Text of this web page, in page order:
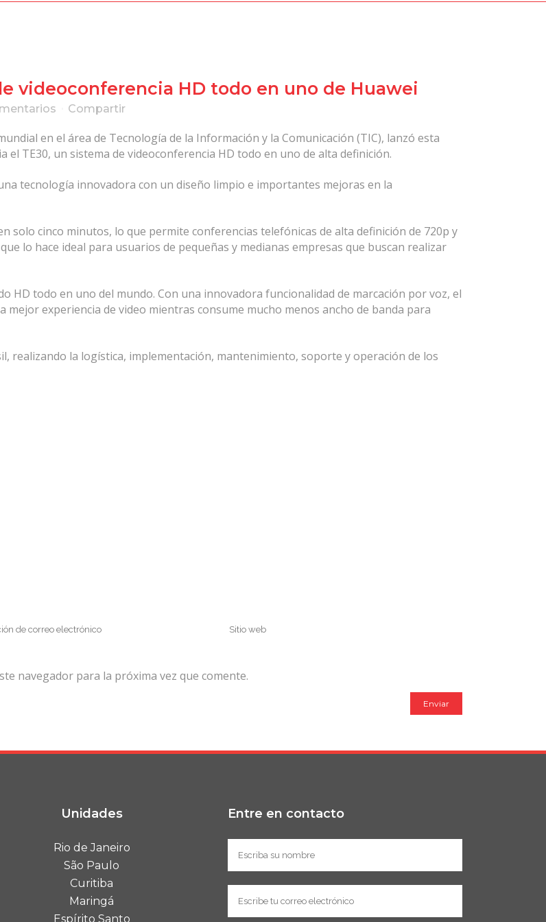
videoconferencia HD todo en uno de Huawei
Compartir
en el área de Tecnología de la Información y la Comunicación (TIC), lanzó esta
el TE30, un sistema de videoconferencia HD todo en uno de alta definición.
tecnología innovadora con un diseño limpio e importantes mejoras en la
solo cinco minutos, lo que permite conferencias telefónicas de alta definición de 720p y
lo hace ideal para usuarios de pequeñas y medianas empresas que buscan realizar
HD todo en uno del mundo. Con una innovadora funcionalidad de marcación por voz, el
experiencia de video mientras consume mucho menos ancho de banda para
realizando la logística, implementación, mantenimiento, soporte y operación de los
navegador para la próxima vez que comente.
Unidades
Rio de Janeiro
São Paulo
Curitiba
Maringá
Espírito Santo
Entre en contacto